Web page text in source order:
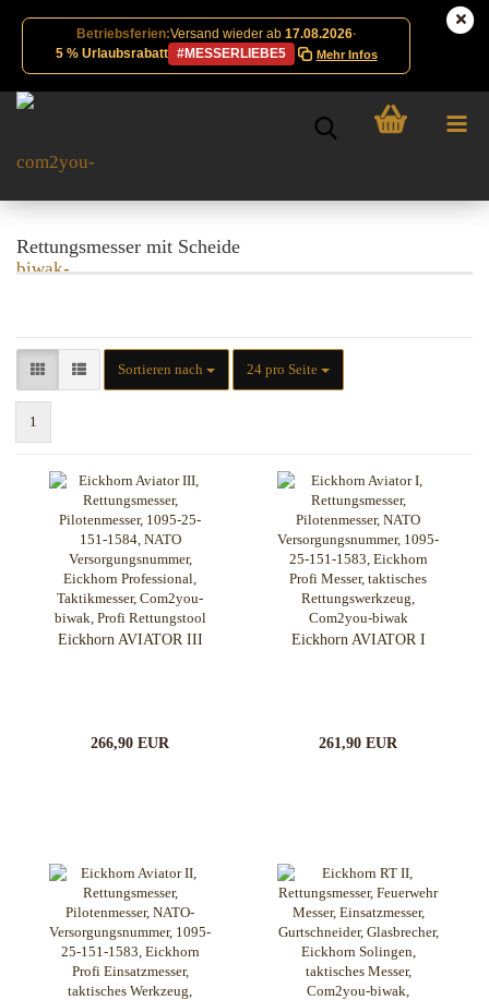
Betriebsferien:Versand wieder ab 17.08.2026·
5 % Urlaubsrabatt
#MESSERLIEBE5 Mehr Infos
Rettungsmesser mit Scheide
Sortieren nach
Sortieren nach 24 pro Seite
pro Seite
1
Eickhorn AVIATOR III
266,90 EUR
Eickhorn AVIATOR I
261,90 EUR